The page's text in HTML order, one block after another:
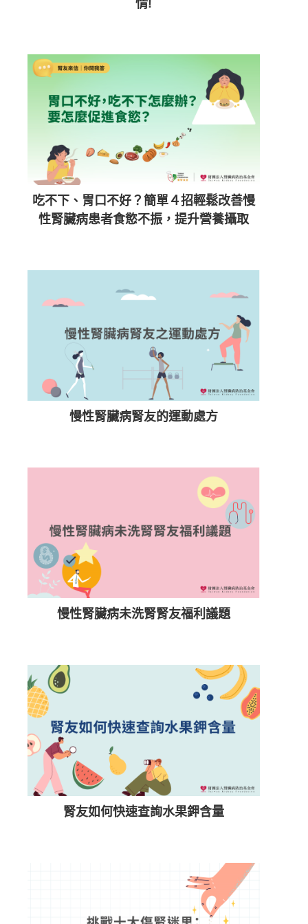
情!
吃不下、胃口不好？簡單４招輕鬆改善慢
性腎臟病患者食慾不振，提升營養攝取
慢性腎臟病腎友的運動處方
慢性腎臟病未洗腎腎友福利議題
腎友如何快速查詢水果鉀含量